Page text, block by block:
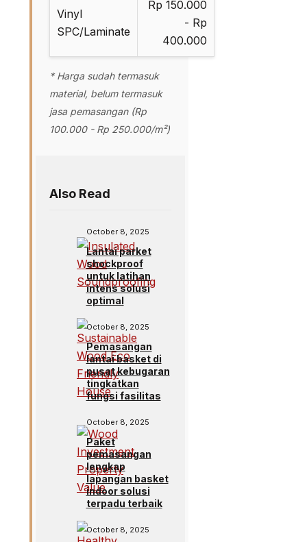
Vinyl
SPC/Laminate
Rp 150.000
- Rp
400.000
* Harga sudah termasuk
material, belum termasuk
jasa pemasangan (Rp
100.000 - Rp 250.000/m²)
Also Read
October 8, 2025
Lantai parket
shockproof
untuk latihan
intens solusi
optimal
October 8, 2025
Pemasangan
lantai basket di
pusat kebugaran
tingkatkan
fungsi fasilitas
October 8, 2025
Paket
pemasangan
lengkap
lapangan basket
indoor solusi
terpadu terbaik
October 8, 2025